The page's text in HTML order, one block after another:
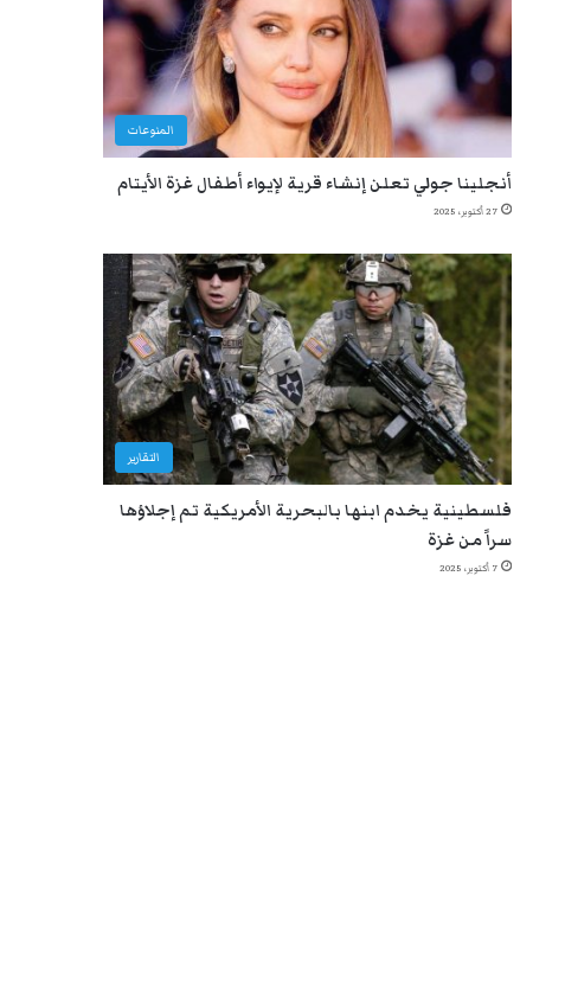
المنوعات
أنجلينا جولي تعلن إنشاء قرية لإيواء أطفال غزة الأيتام
27 أكتوبر، 2025
التقارير
فلسطينية يخدم ابنها بالبحرية الأمريكية تم إجلاؤها
سراً من غزة
7 أكتوبر، 2025